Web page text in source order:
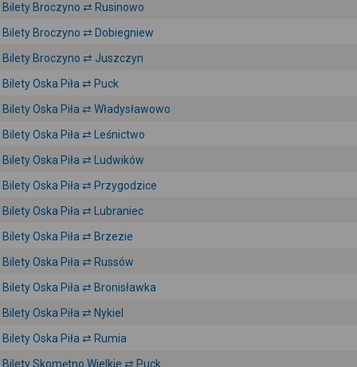
Bilety Broczyno ⇄ Rusinowo
Bilety Broczyno ⇄ Dobiegniew
Bilety Broczyno ⇄ Juszczyn
Bilety Oska Piła ⇄ Puck
Bilety Oska Piła ⇄ Władysławowo
Bilety Oska Piła ⇄ Leśnictwo
Bilety Oska Piła ⇄ Ludwików
Bilety Oska Piła ⇄ Przygodzice
Bilety Oska Piła ⇄ Lubraniec
Bilety Oska Piła ⇄ Brzezie
Bilety Oska Piła ⇄ Russów
Bilety Oska Piła ⇄ Bronisławka
Bilety Oska Piła ⇄ Nykiel
Bilety Oska Piła ⇄ Rumia
Bilety Skomętno Wielkie ⇄ Puck